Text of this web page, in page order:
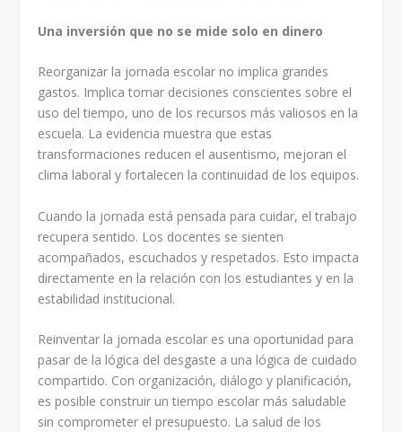
Una inversión que no se mide solo en dinero
Reorganizar la jornada escolar no implica grandes
gastos. Implica tomar decisiones conscientes sobre el
uso del tiempo, uno de los recursos más valiosos en la
escuela. La evidencia muestra que estas
transformaciones reducen el ausentismo, mejoran el
clima laboral y fortalecen la continuidad de los equipos.
Cuando la jornada está pensada para cuidar, el trabajo
recupera sentido. Los docentes se sienten
acompañados, escuchados y respetados. Esto impacta
directamente en la relación con los estudiantes y en la
estabilidad institucional.
Reinventar la jornada escolar es una oportunidad para
pasar de la lógica del desgaste a una lógica de cuidado
compartido. Con organización, diálogo y planificación,
es posible construir un tiempo escolar más saludable
sin comprometer el presupuesto. La salud de los